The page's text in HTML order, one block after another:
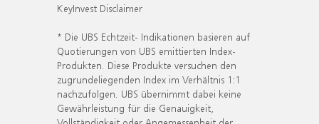
KeyInvest Disclaimer
* Die UBS Echtzeit- Indikationen basieren auf
Quotierungen von UBS emittierten Index-
Produkten. Diese Produkte versuchen den
zugrundeliegenden Index im Verhältnis 1:1
nachzufolgen. UBS übernimmt dabei keine
Gewährleistung für die Genauigkeit,